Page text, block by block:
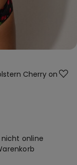
Cherry on
online